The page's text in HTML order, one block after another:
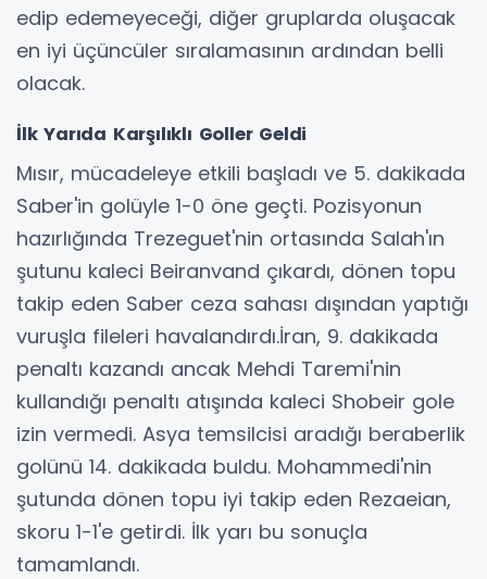
edip edemeyeceği, diğer gruplarda oluşacak
en iyi üçüncüler sıralamasının ardından belli
olacak.
İlk Yarıda Karşılıklı Goller Geldi
Mısır, mücadeleye etkili başladı ve 5. dakikada
Saber'in golüyle 1-0 öne geçti. Pozisyonun
hazırlığında Trezeguet'nin ortasında Salah'ın
şutunu kaleci Beiranvand çıkardı, dönen topu
takip eden Saber ceza sahası dışından yaptığı
vuruşla fileleri havalandırdı.İran, 9. dakikada
penaltı kazandı ancak Mehdi Taremi'nin
kullandığı penaltı atışında kaleci Shobeir gole
izin vermedi. Asya temsilcisi aradığı beraberlik
golünü 14. dakikada buldu. Mohammedi'nin
şutunda dönen topu iyi takip eden Rezaeian,
skoru 1-1'e getirdi. İlk yarı bu sonuçla
tamamlandı.